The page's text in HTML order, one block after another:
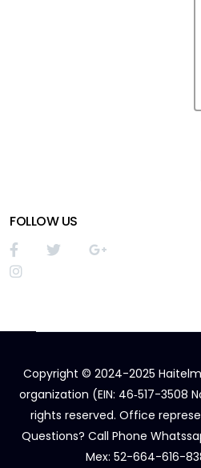
FOLLOW US
Copyright © 2024-2025
organization (EIN: 46‑517-3508
rights reserved. Office
Questions? Call Phone
Mex: 52-664-616-